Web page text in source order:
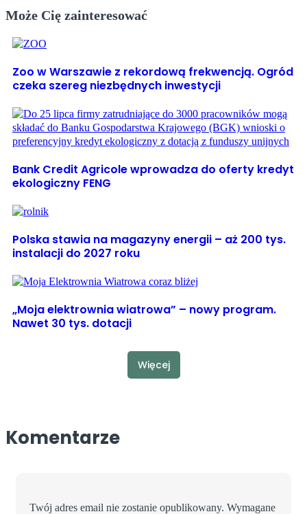
Może Cię zainteresować
Zoo w Warszawie z rekordową frekwencją. Ogród
czeka szereg niezbędnych inwestycji
Bank Credit Agricole wprowadza do oferty kredyt
ekologiczny FENG
Polska stawia na magazyny energii – aż 200 tys.
instalacji do 2027 roku
„Moja elektrownia wiatrowa” – nowy program.
Nawet 30 tys. dotacji
Więcej
Komentarze
Twój adres email nie zostanie opublikowany. Wymagane